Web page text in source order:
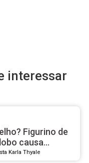
interessar
Figurino de
causa
em
Karla Thyale